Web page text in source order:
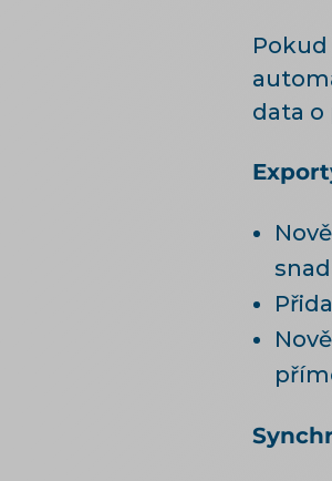
data